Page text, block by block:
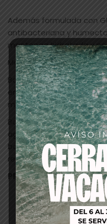
Además formulada con
antibacteriana y
mantenga hidratada y
Modo de empleo:
Baño de manos:
en agua tibia, sumergir
masaje durante unos
Baño de pies: Disolver
agua tibia, sumergir
baño durante unos
realizar un suave masaje.
PRODUCTO UNISEX.